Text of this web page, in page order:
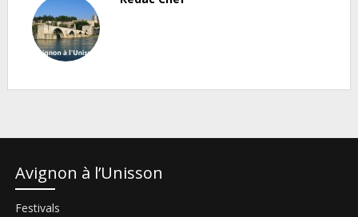
Avignon à l’Unisson
Festivals